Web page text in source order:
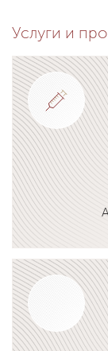
Услуги и
Подробнее о